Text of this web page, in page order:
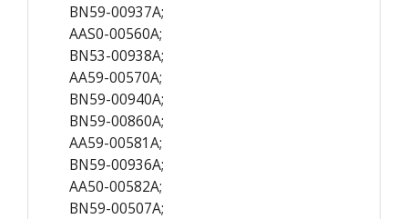
BN59-00937A;
AAS0-00560A;
BN53-00938A;
AA59-00570A;
BN59-00940A;
BN59-00860A;
AA59-00581A;
BN59-00936A;
AA50-00582A;
BN59-00507A;